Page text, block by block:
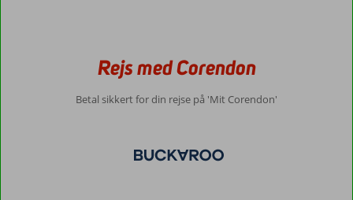
Rejs med Corendon
Betal sikkert for din rejse på 'Mit Corendon'